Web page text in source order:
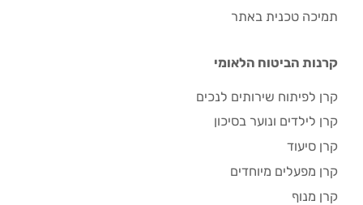
תמיכה טכנית באתר
קרנות הביטוח הלאומי
קרן לפיתוח שירותים לנכים
קרן לילדים ונוער בסיכון
קרן סיעוד
קרן מפעלים מיוחדים
קרן מנוף